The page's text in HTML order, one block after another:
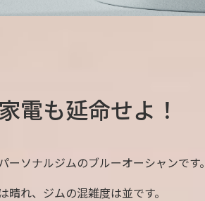
電も延命せよ！
ーソナルジムのブルーオーシャンです。
晴れ、ジムの混雑度は並です。